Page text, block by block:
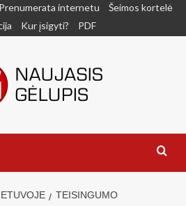
Prenumerata internetu
Šeimos kortelė
Kur įsigyti? PDF
TEISINGUMO